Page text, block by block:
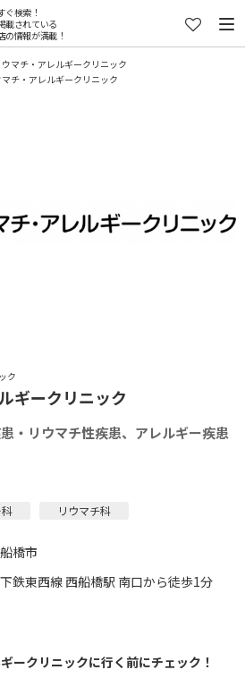
ぐ検索！
載されている
の情報が満載！
マチ・アレルギークリニック
チ・アレルギークリニック
ク
ギークリニック
・リウマチ性疾患、アレルギー疾患
リウマチ科
橋市
鉄東西線 西船橋駅 南口から徒歩1分
ークリニックに行く前にチェック！